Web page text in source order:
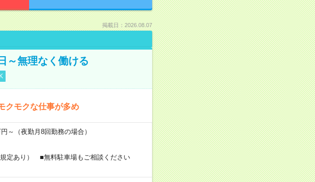
掲載日：2026.08.07
～無理なく働ける
クモクな仕事が多め
～（夜勤月8回勤務の場合）
定あり） ■無料駐車場もご相談ください